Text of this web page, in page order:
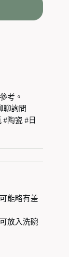
考。
聊詢問
陶瓷 #日
能略有差
放入洗碗